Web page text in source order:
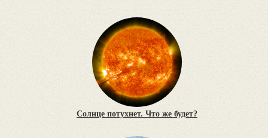
Солнце потухнет. Что же будет?